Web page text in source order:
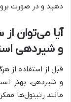
دهید و در صورت
آیا می‌توان
و شیردهی
قبل از استفاده از
و شیردهی، بهتر
مانند رتینول‌ها